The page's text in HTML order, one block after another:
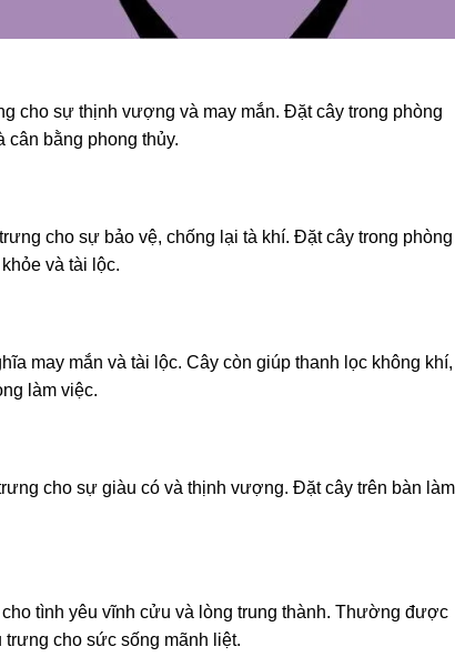
cho sự thịnh vượng và may mắn. Đặt cây trong phòng
cân bằng phong thủy.
cho sự bảo vệ, chống lại tà khí. Đặt cây trong phòng
và tài lộc.
may mắn và tài lộc. Cây còn giúp thanh lọc không khí,
làm việc.
cho sự giàu có và thịnh vượng. Đặt cây trên bàn làm
tình yêu vĩnh cửu và lòng trung thành. Thường được
trưng cho sức sống mãnh liệt.